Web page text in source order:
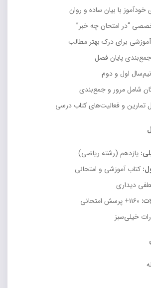
خودآموز با بیان ساده و روان
“در امتحان چه خبر”
پایان فصل
اول و دوم
شامل مرور و جمع‌بندی
و فعالیت‌های کتاب درسی
یازدهم (رشته ریاضی)
کتاب آموزشی و امتحانی
دیداری
خیلی‌سبز